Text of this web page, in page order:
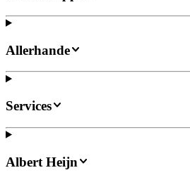
Allerhande
Services
Albert Heijn